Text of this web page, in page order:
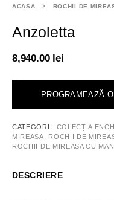
ACASA ROCHII DE
Anzoletta
8,940.00 lei
<
PROGRAMEAZĂ
CATEGORII: COLECȚIA
MIREASA
ROCHII DE
ROCHII DE MIREASA CU
DESCRIERE